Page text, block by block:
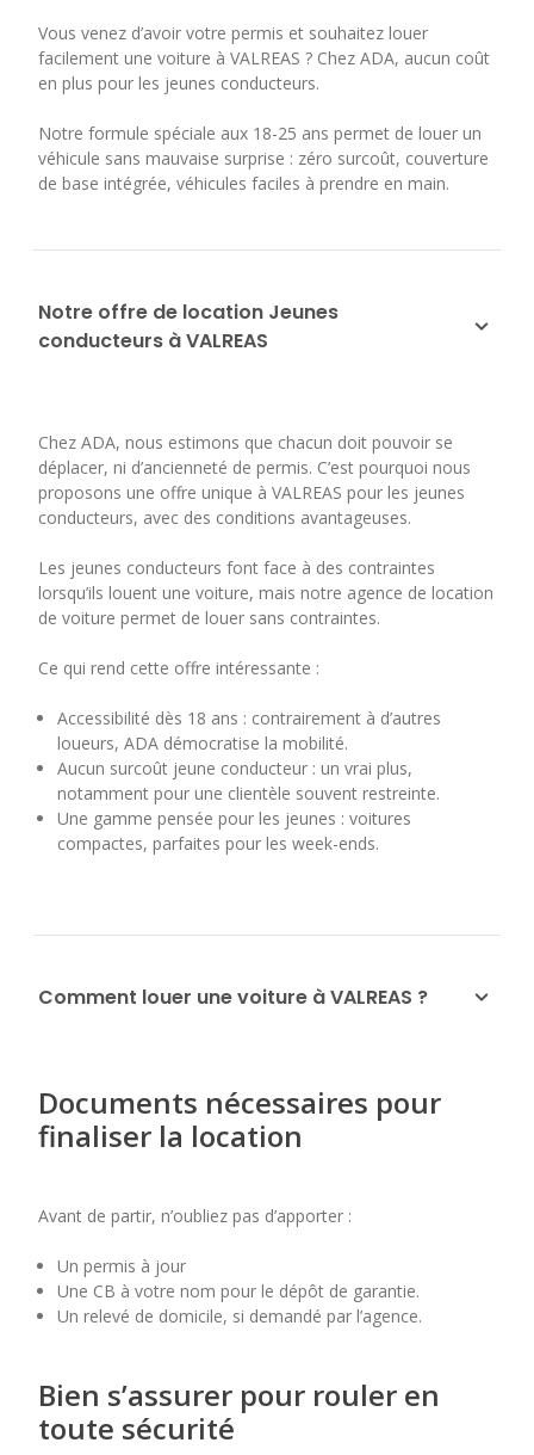
Vous venez d’avoir votre permis et souhaitez louer
facilement une voiture à VALREAS ? Chez ADA, aucun coût
en plus pour les jeunes conducteurs.
Notre formule spéciale aux 18-25 ans permet de louer un
véhicule sans mauvaise surprise : zéro surcoût, couverture
de base intégrée, véhicules faciles à prendre en main.
Notre offre de location Jeunes
conducteurs à VALREAS
Chez ADA, nous estimons que chacun doit pouvoir se
déplacer, ni d’ancienneté de permis. C’est pourquoi nous
proposons une offre unique à VALREAS pour les jeunes
conducteurs, avec des conditions avantageuses.
Les jeunes conducteurs font face à des contraintes
lorsqu’ils louent une voiture, mais notre agence de location
de voiture permet de louer sans contraintes.
Ce qui rend cette offre intéressante :
Accessibilité dès 18 ans : contrairement à d’autres
loueurs, ADA démocratise la mobilité.
Aucun surcoût jeune conducteur : un vrai plus,
notamment pour une clientèle souvent restreinte.
Une gamme pensée pour les jeunes : voitures
compactes, parfaites pour les week-ends.
Comment louer une voiture à VALREAS ?
Documents nécessaires pour
finaliser la location
Avant de partir, n’oubliez pas d’apporter :
Un permis à jour
Une CB à votre nom pour le dépôt de garantie.
Un relevé de domicile, si demandé par l’agence.
Bien s’assurer pour rouler en
toute sécurité